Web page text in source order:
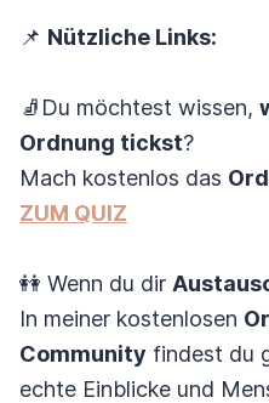
📌 Nützliche Links:
🧦Du möchtest wissen,
Ordnung tickst?
Mach kostenlos das
ZUM QUIZ
👭 Wenn du dir
In meiner kostenlosen
Community findest du
echte Einblicke und